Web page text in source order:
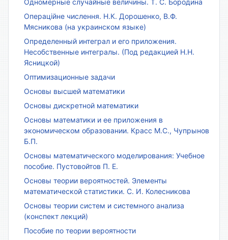
Одномерные случайные величины. Т. С. Бородина
Операційне числення. Н.К. Дорошенко, В.Ф.
Мясникова (на украинском языке)
Определенный интеграл и его приложения.
Несобственные интегралы. (Под редакцией Н.Н.
Ясницкой)
Оптимизационные задачи
Основы высшей математики
Основы дискретной математики
Основы математики и ее приложения в
экономическом образовании. Красс М.С., Чупрынов
Б.П.
Основы математического моделирования: Учебное
пособие. Пустовойтов П. Е.
Основы теории вероятностей. Элементы
математической статистики. С. И. Колесникова
Основы теории систем и системного анализа
(конспект лекций)
Пособие по теории вероятности